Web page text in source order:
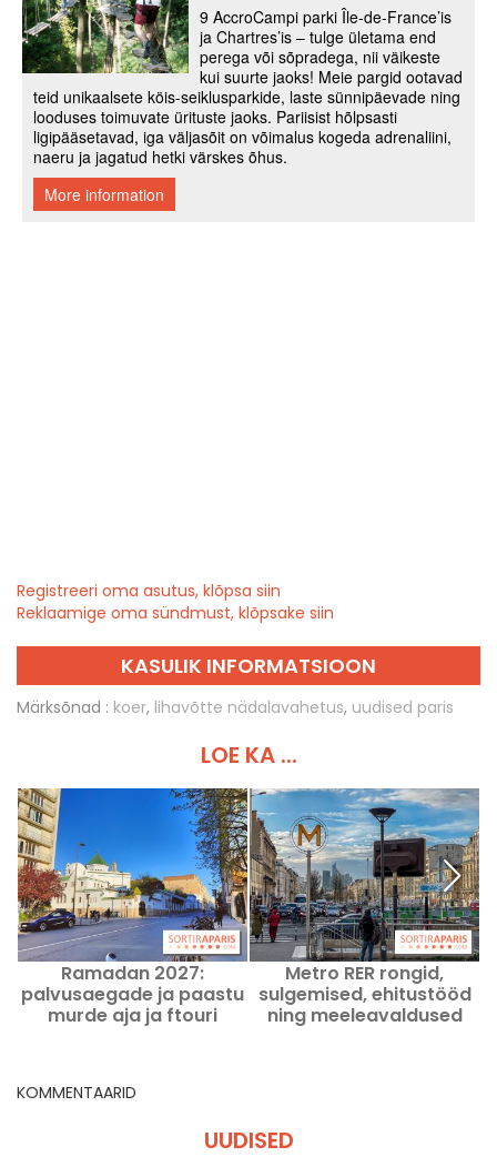
Registreeri oma asutus, klõpsa siin
Reklaamige oma sündmust, klõpsake siin
KASULIK INFORMATSIOON
Märksõnad : koer, lihavõtte nädalavahetus, uudised paris
LOE KA ...
Ramadan 2027:
palvusaegade ja paastu
murde aja ja ftouri
Metro RER rongid,
sulgemised, ehitustööd
ning meeleavaldused
KOMMENTAARID
UUDISED